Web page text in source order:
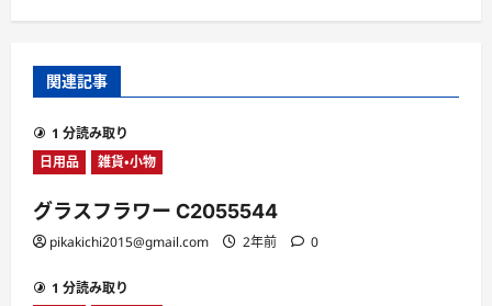
関連記事
1 分読み取り
日用品
雑貨・小物
グラスフラワー C2055544
pikakichi2015@gmail.com 2年前 0
1 分読み取り